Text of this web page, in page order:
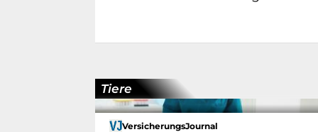
Tiere
VersicherungsJournal